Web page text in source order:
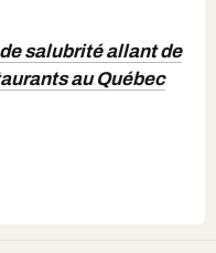
salubrité allant de
au Québec